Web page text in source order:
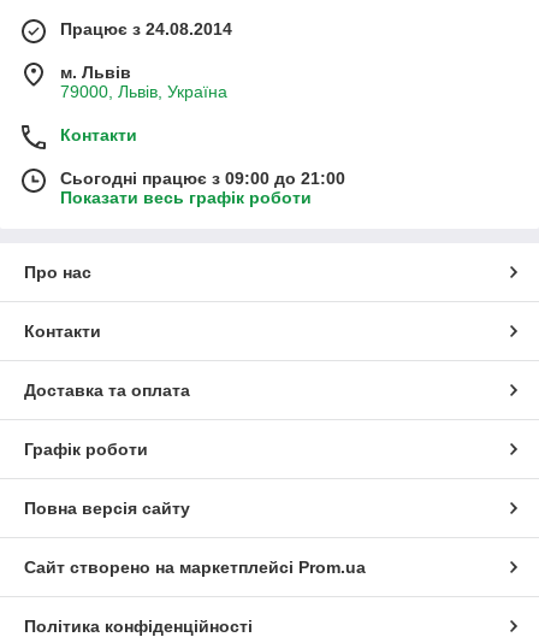
Працює з 24.08.2014
м. Львів
79000, Львів, Україна
Контакти
Сьогодні працює з 09:00 до 21:00
Показати весь графік роботи
Про нас
Контакти
Доставка та оплата
Графік роботи
Повна версія сайту
Сайт створено на маркетплейсі Prom.ua
Політика конфіденційності